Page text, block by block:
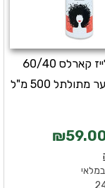
קרם גלייז קארלס 60/40
500 מ"ל